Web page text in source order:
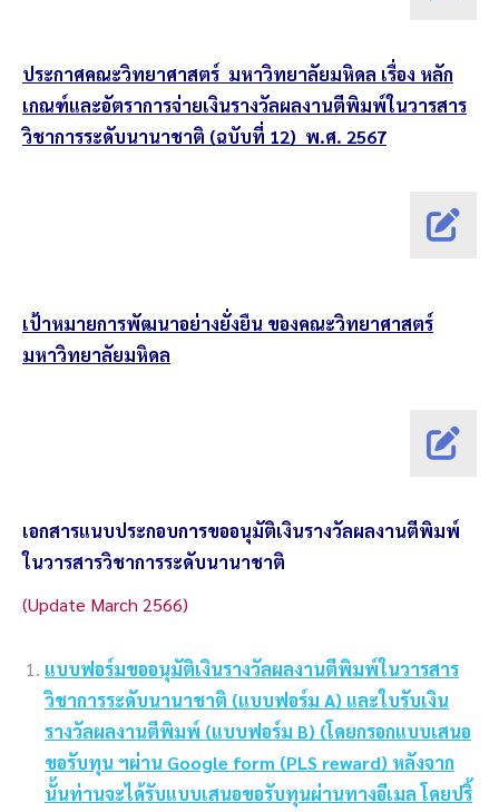
ประกาศคณะวิทยาศาสตร์ มหาวิทยาลัยมหิดล เรื่อง หลัก
เกณฑ์และอัตราการจ่ายเงินรางวัลผลงานตีพิมพ์ในวารสาร
วิชาการระดับนานาชาติ (ฉบับที่ 12) พ.ศ. 2567
เป้าหมายการพัฒนาอย่างยั่งยืน ของคณะวิทยาศาสตร์
มหาวิทยาลัยมหิดล
เอกสารแนบประกอบการขออนุมัติเงินรางวัลผลงานตีพิมพ์
ในวารสารวิชาการระดับนานาชาติ
(Update March 2566)
แบบฟอร์มขออนุมัติเงินรางวัลผลงานตีพิมพ์ในวารสาร
วิชาการระดับนานาชาติ (แบบฟอร์ม A) และใบรับเงิน
รางวัลผลงานตีพิมพ์ (แบบฟอร์ม B) (โดยกรอกแบบเสนอ
ขอรับทุน ฯผ่าน Google form (PLS reward) หลังจาก
นั้นท่านจะได้รับแบบเสนอขอรับทุนผ่านทางอีเมล โดยปริ้